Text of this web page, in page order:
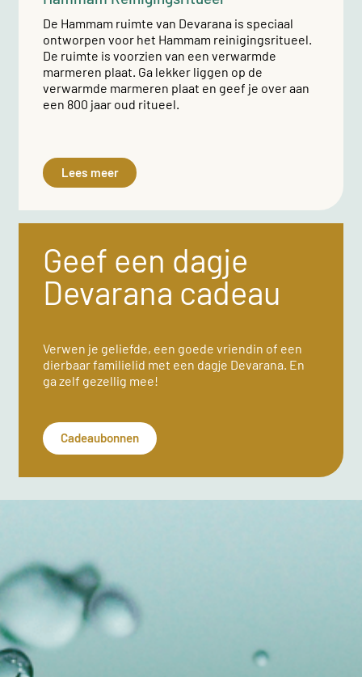
De Hammam ruimte van Devarana is speciaal
ontworpen voor het Hammam reinigingsritueel.
De ruimte is voorzien van een verwarmde
marmeren plaat. Ga lekker liggen op de
verwarmde marmeren plaat en geef je over aan
een 800 jaar oud ritueel.
Lees meer
Geef een dagje
Devarana cadeau
Verwen je geliefde, een goede vriendin of een
dierbaar familielid met een dagje Devarana. En
ga zelf gezellig mee!
Cadeaubonnen